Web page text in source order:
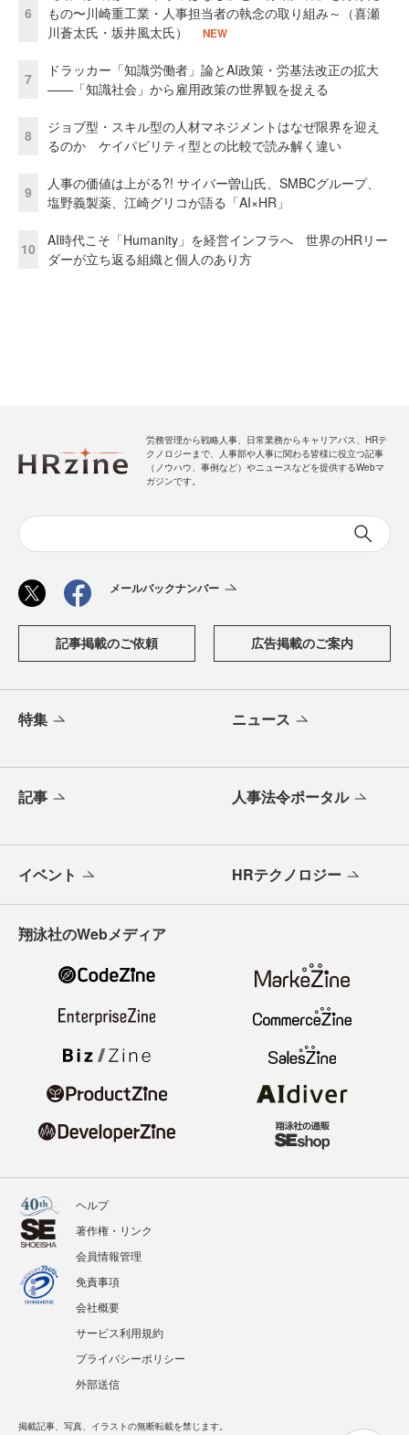
6
もの〜川崎重工業・人事担当者の執念の取り組み～（喜瀬
川蒼太氏・坂井風太氏）
NEW
7
ドラッカー「知識労働者」論とAI政策・労基法改正の拡大
——「知識社会」から雇用政策の世界観を捉える
8
ジョブ型・スキル型の人材マネジメントはなぜ限界を迎え
るのか ケイパビリティ型との比較で読み解く違い
9
人事の価値は上がる?! サイバー曽山氏、SMBCグループ、
塩野義製薬、江崎グリコが語る「AI×HR」
10
AI時代こそ「Humanity」を経営インフラへ 世界のHRリー
ダーが立ち返る組織と個人のあり方
労務管理から戦略人事、日常業務からキャリアパス、HRテ
クノロジーまで、人事部や人事に関わる皆様に役立つ記事
（ノウハウ、事例など）やニュースなどを提供するWebマ
ガジンです。
メールバックナンバー
記事掲載のご依頼 広告掲載のご案内
特集 ニュース
記事 人事法令ポータル
イベント HRテクノロジー
翔泳社のWebメディア
ヘルプ
著作権・リンク
会員情報管理
免責事項
会社概要
サービス利用規約
プライバシーポリシー
外部送信
掲載記事、写真、イラストの無断転載を禁じます。